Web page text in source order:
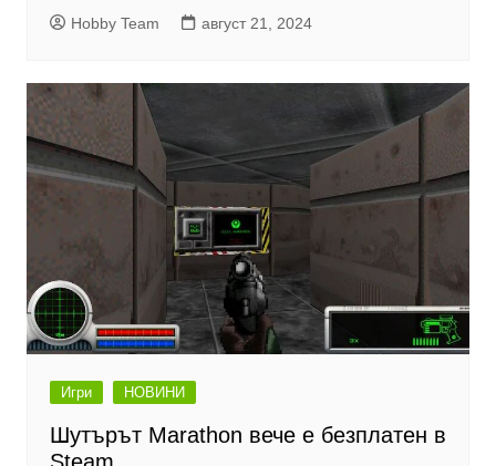
Hobby Team август 21, 2024
Игри НОВИНИ
Шутърът Marathon вече е безплатен в